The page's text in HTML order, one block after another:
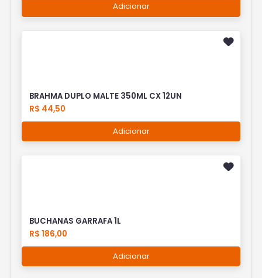
Adicionar
BRAHMA DUPLO MALTE 350ML CX 12UN
R$ 44,50
Adicionar
BUCHANAS GARRAFA 1L
R$ 186,00
Adicionar